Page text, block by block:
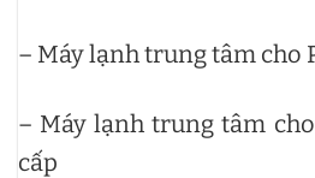
– Máy lạnh trung tâm cho
– Máy lạnh trung tâm
cấp